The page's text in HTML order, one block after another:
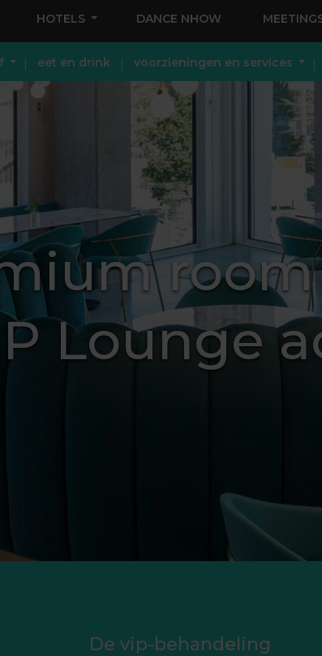
HOTELS DANCE NHOW
eet en drink voorzieningen en services
Lounge
De vip-behandeling